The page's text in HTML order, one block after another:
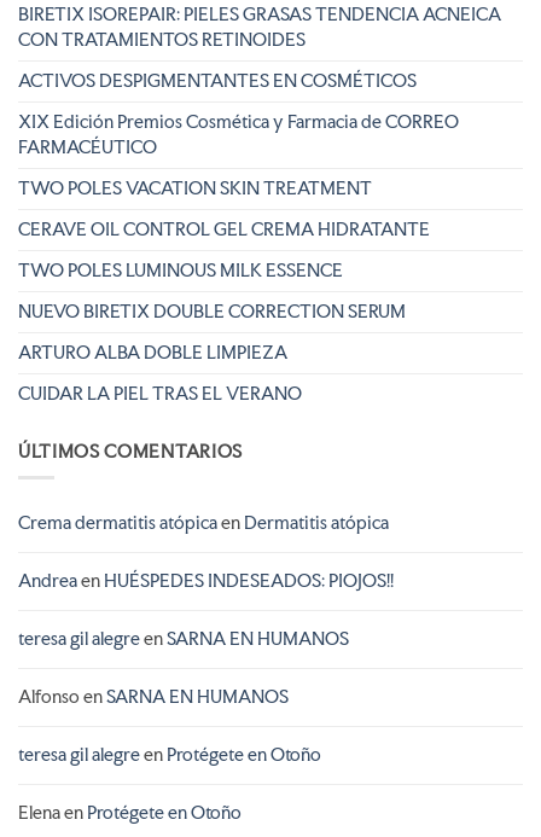
BIRETIX ISOREPAIR: PIELES GRASAS TENDENCIA ACNEICA
CON TRATAMIENTOS RETINOIDES
ACTIVOS DESPIGMENTANTES EN COSMÉTICOS
XIX Edición Premios Cosmética y Farmacia de CORREO
FARMACÉUTICO
TWO POLES VACATION SKIN TREATMENT
CERAVE OIL CONTROL GEL CREMA HIDRATANTE
TWO POLES LUMINOUS MILK ESSENCE
NUEVO BIRETIX DOUBLE CORRECTION SERUM
ARTURO ALBA DOBLE LIMPIEZA
CUIDAR LA PIEL TRAS EL VERANO
ÚLTIMOS COMENTARIOS
Crema dermatitis atópicaen Dermatitis atópica
Andreaen HUÉSPEDES INDESEADOS: PIOJOS!!
teresa gil alegreenSARNA EN HUMANOS
Alfonso enSARNA EN HUMANOS
teresa gil alegreen Protégete en Otoño
Elenaen Protégete en Otoño